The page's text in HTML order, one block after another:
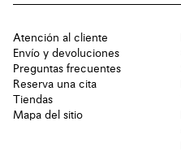
Atención al cliente
Envío y devoluciones
Preguntas frecuentes
Reserva una cita
Tiendas
Mapa del sitio